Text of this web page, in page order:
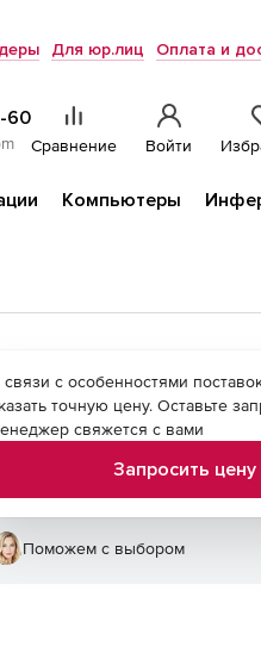
Для юр.лиц Оплата и
60
Сравнение Войти
Компьютеры
связи с особенностями
точную цену. Оставьте
свяжется с вами
Запросить цену
Поможем с выбором